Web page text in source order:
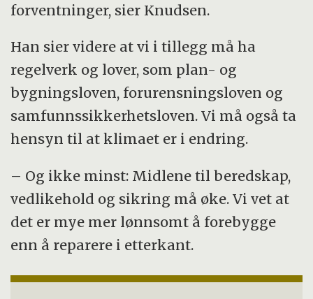
forventninger, sier Knudsen.
Han sier videre at vi i tillegg må ha
regelverk og lover, som plan- og
bygningsloven, forurensningsloven og
samfunnssikkerhetsloven. Vi må også ta
hensyn til at klimaet er i endring.
– Og ikke minst: Midlene til beredskap,
vedlikehold og sikring må øke. Vi vet at
det er mye mer lønnsomt å forebygge
enn å reparere i etterkant.